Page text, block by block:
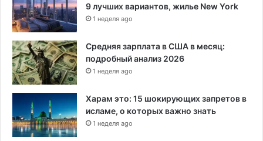
9 лучших вариантов, жилье New York
1 неделя ago
Средняя зарплата в США в месяц:
подробный анализ 2026
1 неделя ago
Харам это: 15 шокирующих запретов в
исламе, о которых важно знать
1 неделя ago